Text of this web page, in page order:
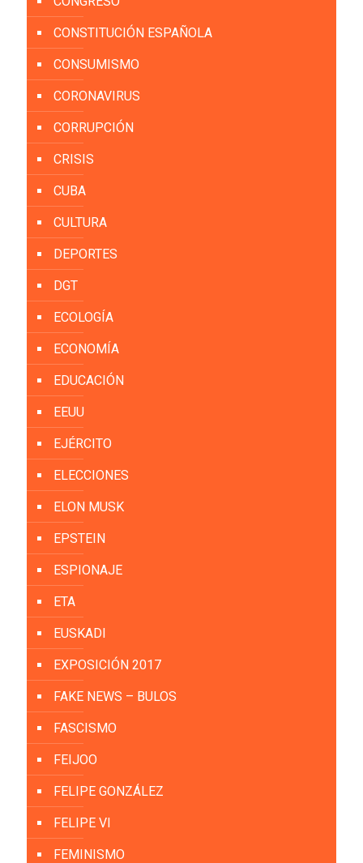
CONSTITUCIÓN ESPAÑOLA
CONSUMISMO
CORONAVIRUS
CORRUPCIÓN
CRISIS
CUBA
CULTURA
DEPORTES
DGT
ECOLOGÍA
ECONOMÍA
EDUCACIÓN
EEUU
EJÉRCITO
ELECCIONES
ELON MUSK
EPSTEIN
ESPIONAJE
ETA
EUSKADI
EXPOSICIÓN 2017
FAKE NEWS – BULOS
FASCISMO
FEIJOO
FELIPE GONZÁLEZ
FELIPE VI
FEMINISMO